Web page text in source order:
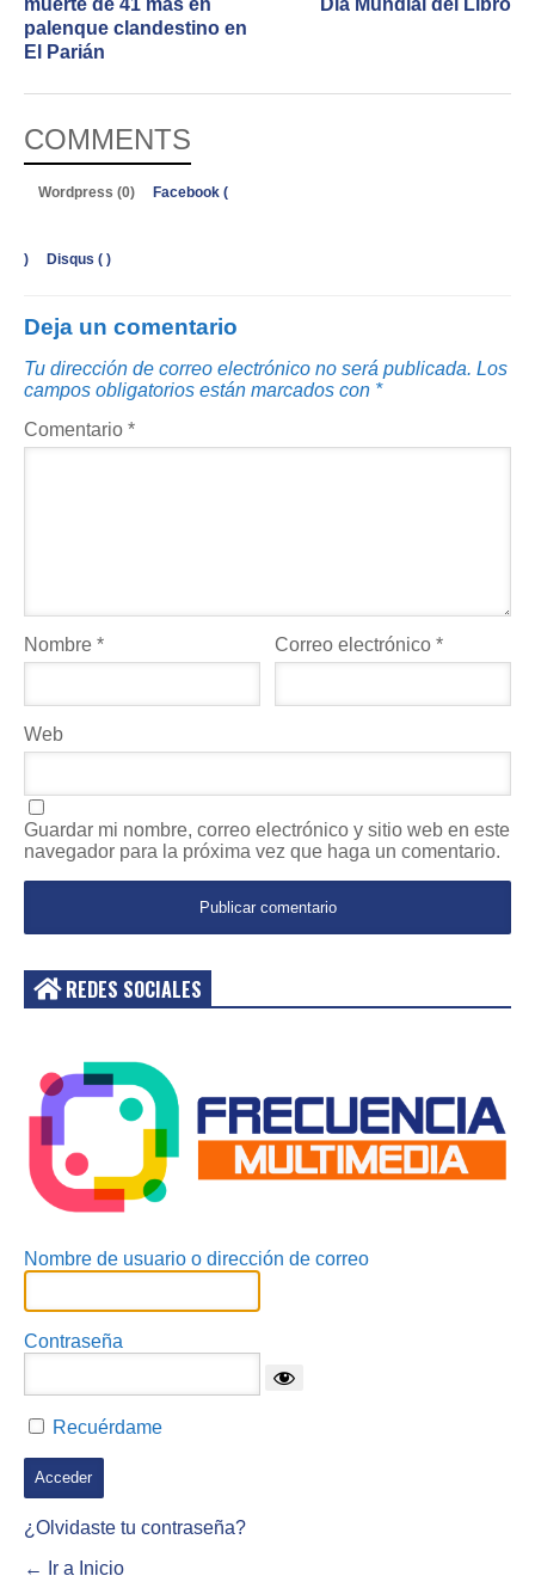
palenque clandestino en
El Parián
COMMENTS
Wordpress (0) Facebook (
) Disqus ( )
Deja un comentario
Tu dirección de correo electrónico no será publicada. Los
campos obligatorios están marcados con *
Comentario *
Nombre * Correo electrónico*
Web
Guardar mi nombre, correo electrónico y sitio web en este
navegador para la próxima vez que haga un comentario.
REDES SOCIALES
Nombre de usuario o dirección de correo
Contraseña
Recuérdame
¿Olvidaste tu contraseña?
← Ir a Inicio